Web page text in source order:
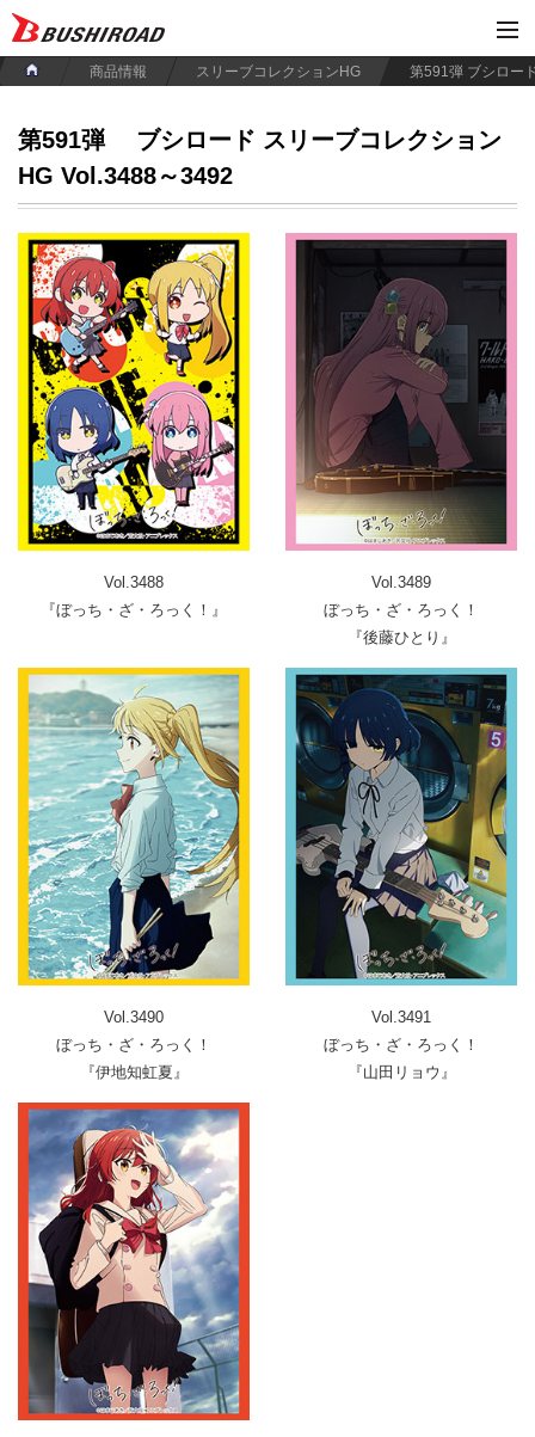
商品情報 スリーブコレクションHG
第591弾
ブシロード スリーブコレクション
HG Vol.3488～3492
Vol.3488
『ぼっち・ざ・ろっく！』
Vol.3489
ぼっち・ざ・ろっく！
『後藤ひとり』
Vol.3490
ぼっち・ざ・ろっく！
『伊地知虹夏』
Vol.3491
ぼっち・ざ・ろっく！
『山田リョウ』